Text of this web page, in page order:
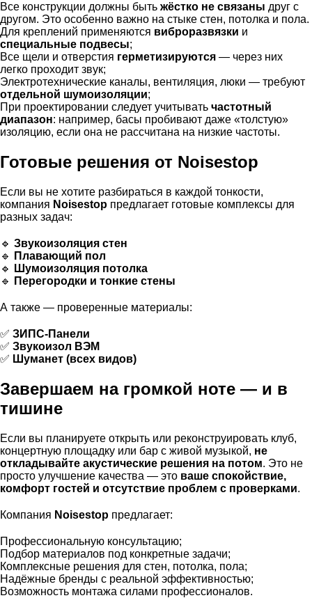
Все конструкции должны быть жёстко не связаны друг с
другом. Это особенно важно на стыке стен, потолка и пола.
Для креплений применяются виброразвязки и
специальные подвесы;
Все щели и отверстия герметизируются — через них
легко проходит звук;
Электротехнические каналы, вентиляция, люки — требуют
отдельной шумоизоляции;
При проектировании следует учитывать частотный
диапазон: например, басы пробивают даже «толстую»
изоляцию, если она не рассчитана на низкие частоты.
Готовые решения от Noisestop
Если вы не хотите разбираться в каждой тонкости,
компания Noisestop предлагает готовые комплексы для
разных задач:
🔹 Звукоизоляция стен
🔹
Плавающий пол
🔹
Шумоизоляция потолка
🔹
Перегородки и тонкие стены
А также — проверенные материалы:
✅ ЗИПС-Панели
✅ Звукоизол ВЭМ
✅ Шуманет (всех видов)
Завершаем на громкой ноте — и в
тишине
Если вы планируете открыть или реконструировать клуб,
концертную площадку или бар с живой музыкой, не
откладывайте акустические решения на потом. Это не
просто улучшение качества — это ваше спокойствие,
комфорт гостей и отсутствие проблем с проверками.
Компания Noisestop предлагает:
Профессиональную консультацию;
Подбор материалов под конкретные задачи;
Комплексные решения для стен, потолка, пола;
Надёжные бренды с реальной эффективностью;
Возможность монтажа силами профессионалов.